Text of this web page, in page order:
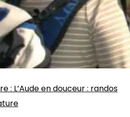
: L’Aude en douceur : randos